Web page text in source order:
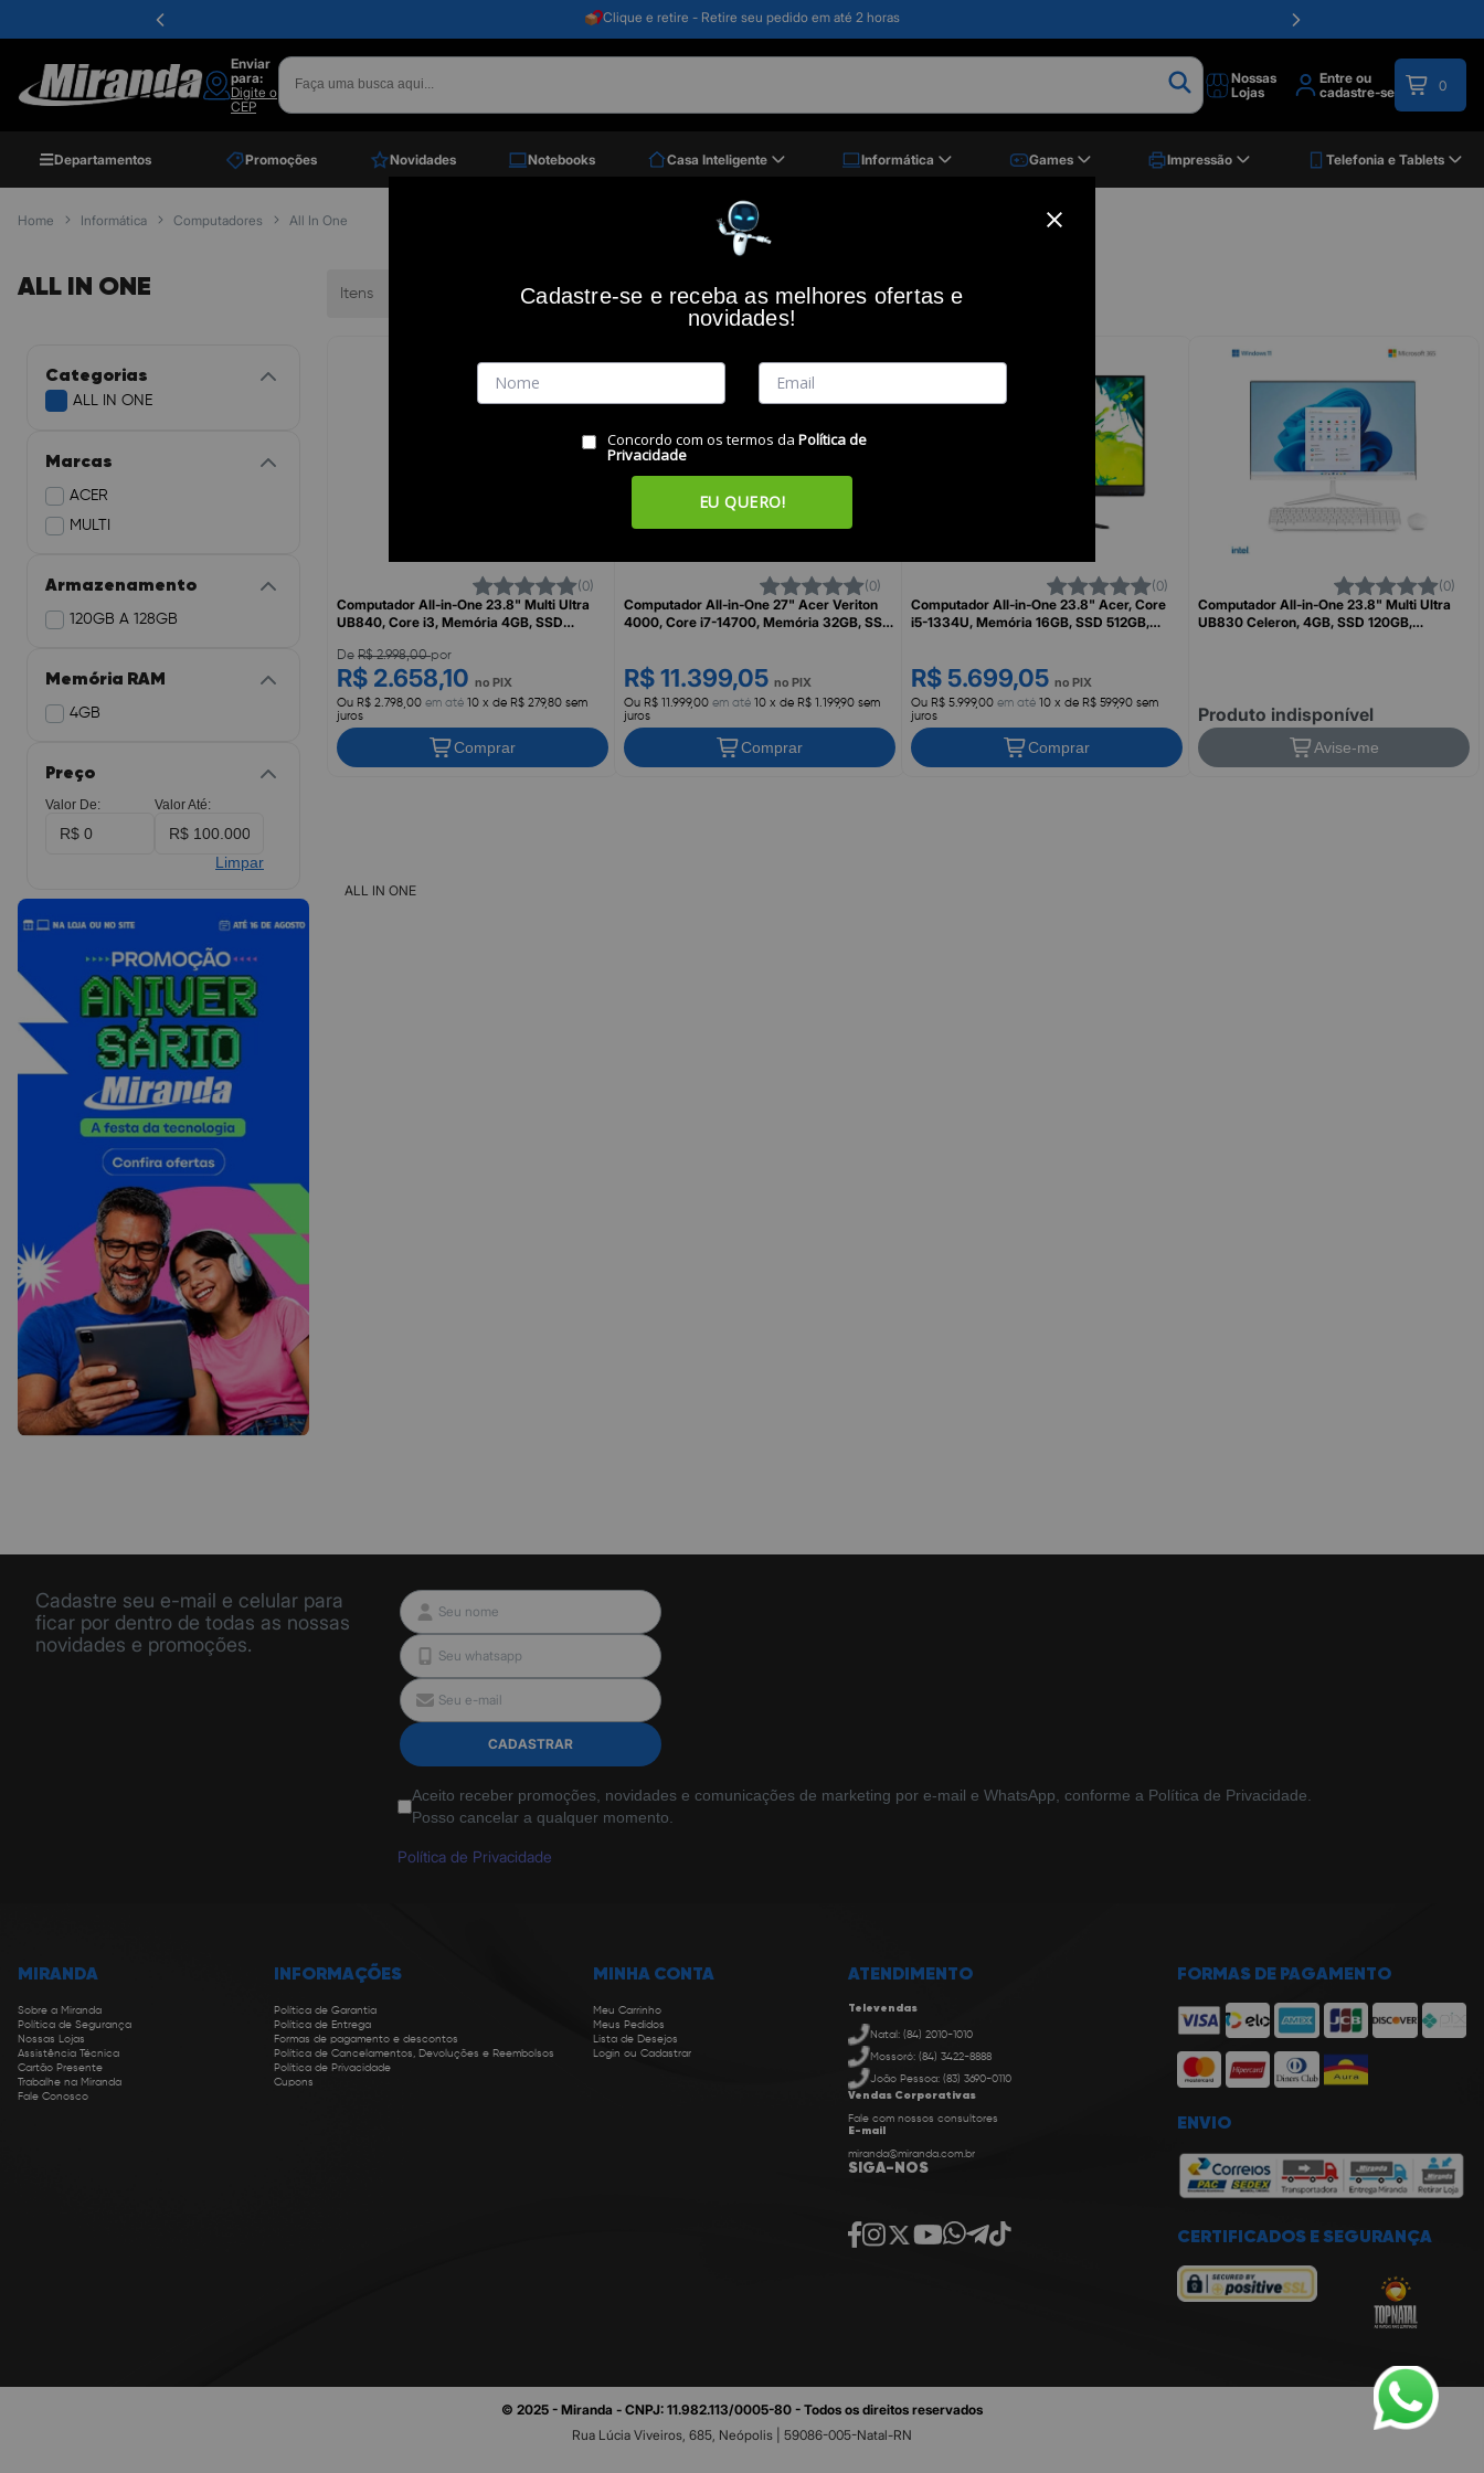
Clique e retire - Retire seu pedido em até 2 horas
Enviar
para:
Digite o
CEP
Nossas
Lojas
Entre ou
cadastre-se
0
Departamentos Promoções Novidades Notebooks Casa Inteligente Informática Games Impressão Telefonia e Tablets
Home Informática Computadores All In One
ALL IN ONE Itens Ordenar por
Categorias
ALL IN ONE
Marcas
ACER
MULTI
Armazenamento
120GB A 128GB
Memória RAM
4GB
Preço
Valor De: Valor Até:
Limpar
(0)
Computador All-in-One 23.8" Multi Ultra
UB840, Core i3, Memória 4GB, SSD
De R$ 2.998,00por
R$ 2.658,10 no PIX
Ou R$ 2.798,00 em até 10 x de R$ 279,80 sem
juros
Comprar
(0)
Computador All-in-One 27" Acer Veriton
4000, Core i7-14700, Memória 32GB, SSD
R$ 11.399,05 no PIX
Ou R$ 11.999,00 em até 10 x de R$ 1.199,90 sem
juros
Comprar
(0)
Computador All-in-One 23.8" Acer, Core
i5-1334U, Memória 16GB, SSD 512GB,
R$ 5.699,05 no PIX
Ou R$ 5.999,00 em até 10 x de R$ 599,90 sem
juros
Comprar
(0)
Computador All-in-One 23.8" Multi Ultra
UB830 Celeron, 4GB, SSD 120GB,
Produto indisponível
Avise-me
ALL IN ONE
Cadastre seu e-mail e celular para
ficar por dentro de todas as nossas
novidades e promoções.
CADASTRAR
Aceito receber promoções, novidades e comunicações de marketing por e-mail e WhatsApp, conforme a Política de Privacidade.
Posso cancelar a qualquer momento.
Política de Privacidade
MIRANDA
Sobre a Miranda
Política de Segurança
Nossas Lojas
Assistência Técnica
Cartão Presente
Trabalhe na Miranda
Fale Conosco
INFORMAÇÕES
Política de Garantia
Política de Entrega
Formas de pagamento e descontos
Política de Cancelamentos, Devoluções e Reembolsos
Política de Privacidade
Cupons
MINHA CONTA
Meu Carrinho
Meus Pedidos
Lista de Desejos
Login ou Cadastrar
ATENDIMENTO
Televendas
Natal: (84) 2010-1010
Mossoró: (84) 3422-8888
João Pessoa: (83) 3690-0110
Vendas Corporativas
Fale com nossos consultores
E-mail
miranda@miranda.com.br
SIGA-NOS
FORMAS DE PAGAMENTO
ENVIO
CERTIFICADOS E SEGURANÇA
© 2025 - Miranda - CNPJ: 11.982.113/0005-80 - Todos os direitos reservados
Rua Lúcia Viveiros, 685, Neópolis | 59086-005-Natal-RN
Cadastre-se e receba as melhores ofertas e
novidades!
Concordo com os termos da Política de
Privacidade
EU QUERO!